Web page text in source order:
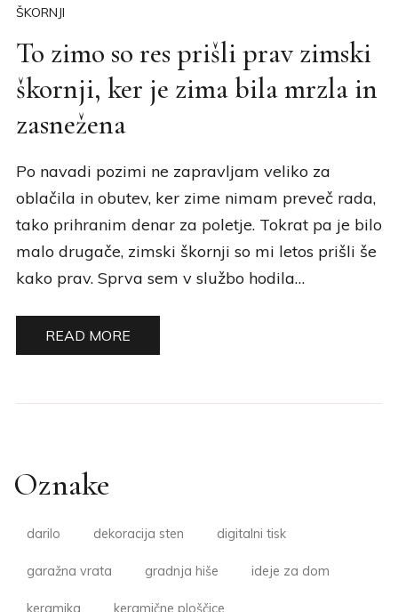
ŠKORNJI
To zimo so res prišli prav zimski
škornji, ker je zima bila mrzla in
zasnežena
Po navadi pozimi ne zapravljam veliko za
oblačila in obutev, ker zime nimam preveč rada,
tako prihranim denar za poletje. Tokrat pa je bilo
malo drugače, zimski škornji so mi letos prišli še
kako prav. Sprva sem v službo hodila…
READ MORE
Oznake
darilo dekoracija sten digitalni tisk
garažna vrata gradnja hiše ideje za dom
keramika keramične ploščice